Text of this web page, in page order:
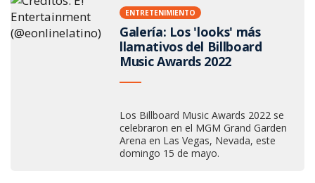
ENTRETENIMIENTO
Galería: Los 'looks' más
llamativos del Billboard
Music Awards 2022
Los Billboard Music Awards 2022 se
celebraron en el MGM Grand Garden
Arena en Las Vegas, Nevada, este
domingo 15 de mayo.